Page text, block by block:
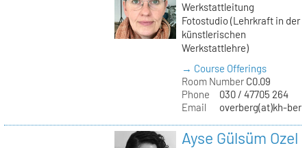
Werkstattleitung
Fotostudio (Lehrkraft in der
künstlerischen
Werkstattlehre)
→ Course Offerings
Room NumberC0.09
Phone
030 / 47705 264
Email
overberg(at)kh-
Ayse Gülsüm Ozel